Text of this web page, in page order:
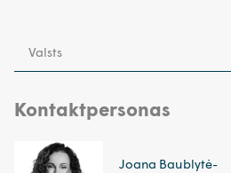
Valsts
Kontaktpersonas
Joana Baublytė-